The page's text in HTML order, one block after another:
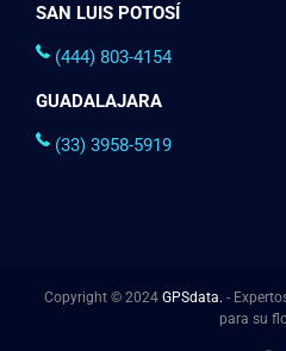
SAN LUIS POTOSÍ
(444) 803-4154
GUADALAJARA
(33) 3958-5919
Copyright © 2024 GPSdata. -
para su